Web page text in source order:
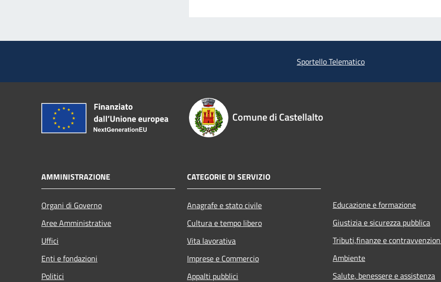
Sportello Telematico
Comune di Castellalto
AMMINISTRAZIONE
Organi di Governo
Aree Amministrative
Uffici
Enti e fondazioni
Politici
CATEGORIE DI SERVIZIO
Anagrafe e stato civile
Cultura e tempo libero
Vita lavorativa
Imprese e Commercio
Appalti pubblici
Educazione e formazione
Giustizia e sicurezza pubblica
Tributi,finanze e
Ambiente
Salute, benessere e assistenza